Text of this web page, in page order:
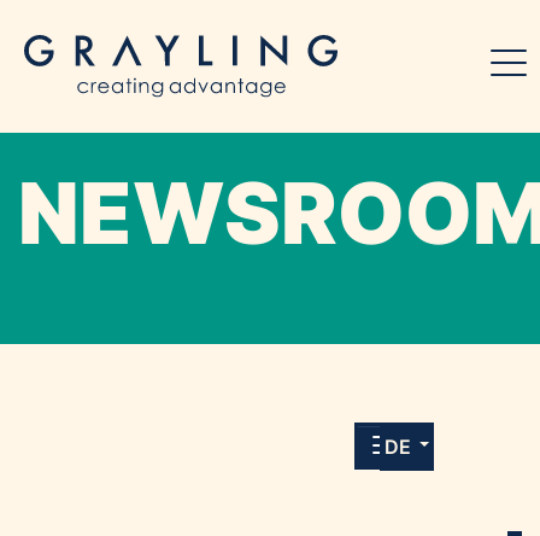
allen Meldungen und Downloads unserer
DE